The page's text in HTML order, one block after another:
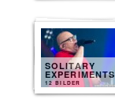
SOLITARY
EXPERIMENTS
12 BILDER